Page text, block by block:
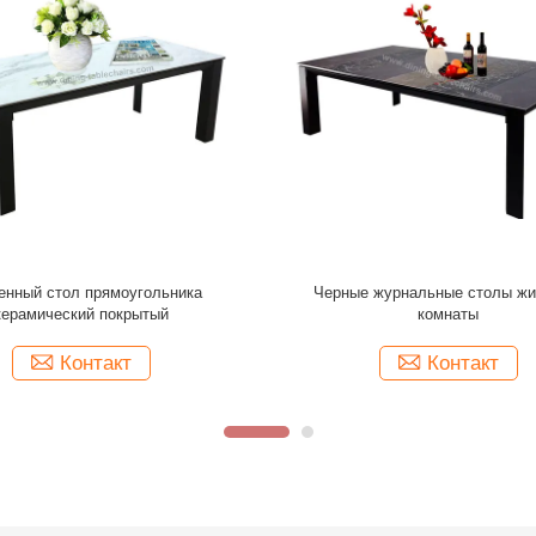
журнальных столов ширины
художественное требовало
Контакт
Ширина журнальных столов
современного различного
Контакт